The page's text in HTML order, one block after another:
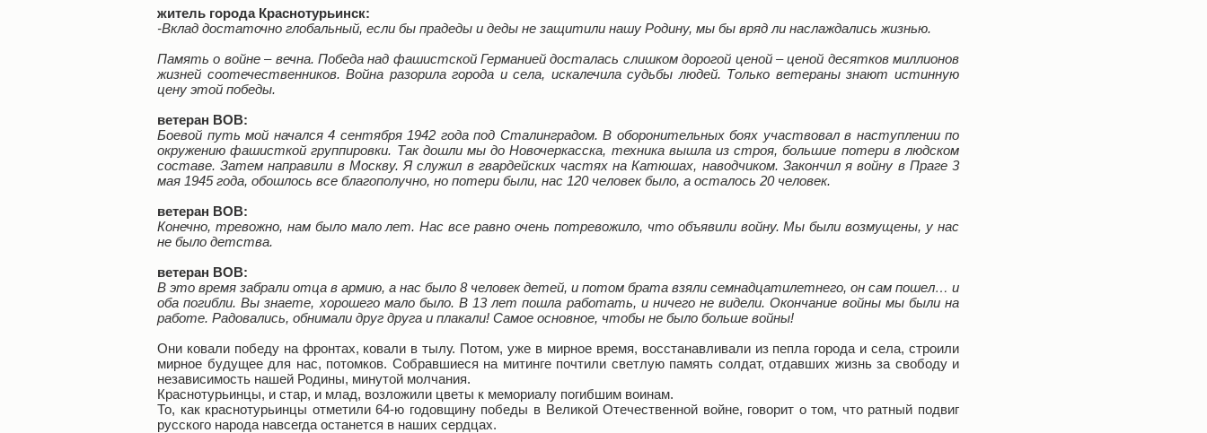
житель города Краснотурьинск:
-Вклад достаточно глобальный, если бы прадеды и деды не защитили нашу Родину, мы бы вряд ли наслаждались жизнью.
Память о войне – вечна. Победа над фашистской Германией досталась слишком дорогой ценой – ценой десятков миллионов
жизней соотечественников. Война разорила города и села, искалечила судьбы людей. Только ветераны знают истинную
цену этой победы.
ветеран ВОВ:
Боевой путь мой начался 4 сентября 1942 года под Сталинградом. В оборонительных боях участвовал в наступлении по
окружению фашисткой группировки. Так дошли мы до Новочеркасска, техника вышла из строя, большие потери в людском
составе. Затем направили в Москву. Я служил в гвардейских частях на Катюшах, наводчиком. Закончил я войну в Праге 3
мая 1945 года, обошлось все благополучно, но потери были, нас 120 человек было, а осталось 20 человек.
ветеран ВОВ:
Конечно, тревожно, нам было мало лет. Нас все равно очень потревожило, что объявили войну. Мы были возмущены, у нас
не было детства.
ветеран ВОВ:
В это время забрали отца в армию, а нас было 8 человек детей, и потом брата взяли семнадцатилетнего, он сам пошел… и
оба погибли. Вы знаете, хорошего мало было. В 13 лет пошла работать, и ничего не видели. Окончание войны мы были на
работе. Радовались, обнимали друг друга и плакали! Самое основное, чтобы не было больше войны!
Они ковали победу на фронтах, ковали в тылу. Потом, уже в мирное время, восстанавливали из пепла города и села, строили
мирное будущее для нас, потомков. Собравшиеся на митинге почтили светлую память солдат, отдавших жизнь за свободу и
независимость нашей Родины, минутой молчания.
Краснотурьинцы, и стар, и млад, возложили цветы к мемориалу погибшим воинам.
То, как краснотурьинцы отметили 64-ю годовщину победы в Великой Отечественной войне, говорит о том, что ратный подвиг
русского народа навсегда останется в наших сердцах.